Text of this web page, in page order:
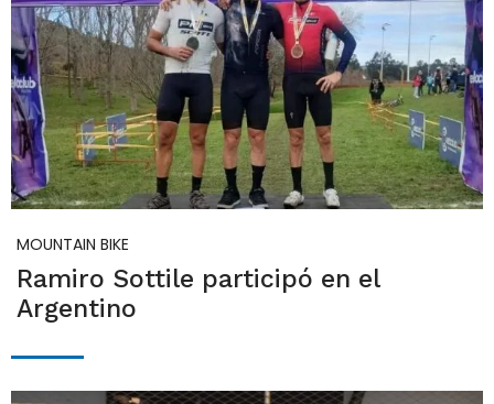
MOUNTAIN BIKE
Ramiro Sottile participó en el
Argentino